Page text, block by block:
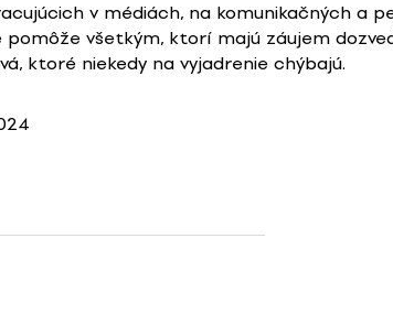
v médiách, na komunikačných a
všetkým, ktorí majú záujem
ktoré niekedy na vyjadrenie chýbajú.